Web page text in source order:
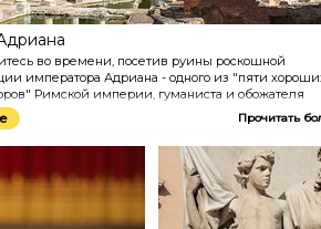
во времени, посетив руины роскошной
императора Адриана - одного из "пяти
Римской империи, гуманиста и обожателя
культуры. Сама вилла сочетает в себе лучшие
египетской, греческой и римской культурных
и представляет собой так называемый
садами, бассейнами, купальнями, фонтанами, и
архитектурными элементами.
Прочитать